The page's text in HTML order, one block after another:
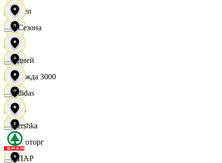
Seven
XC
Одежда 3000
Zara
Агроторг
4 Сезона
7 дней
Adidas
Bershka
СПАР